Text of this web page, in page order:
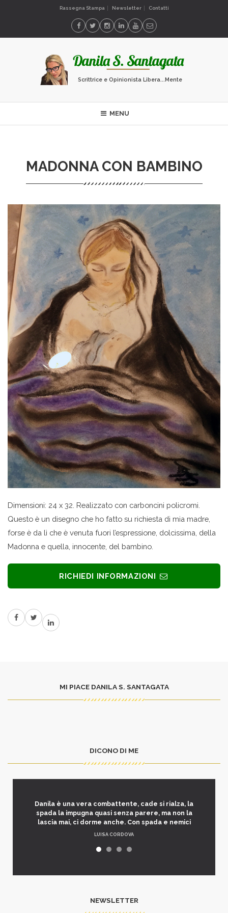
Rassegna Stampa Newsletter Contatti
Scrittrice e Opinionista Libera...Mente
MENU
MADONNA CON BAMBINO
Dimensioni: 24 x 32. Realizzato con carboncini policromi.
Questo è un disegno che ho fatto su richiesta di mia madre,
forse è da lì che è venuta fuori l’espressione, dolcissima, della
Madonna e quella, innocente, del bambino.
RICHIEDI INFORMAZIONI
MI PIACE DANILA S. SANTAGATA
DICONO DI ME
Danila è una vera combattente, cade si rialza, la
spada la impugna quasi senza parere, ma non la
lascia mai, ci dorme anche. Con spada e nemici
LUISA CORDOVA
NEWSLETTER